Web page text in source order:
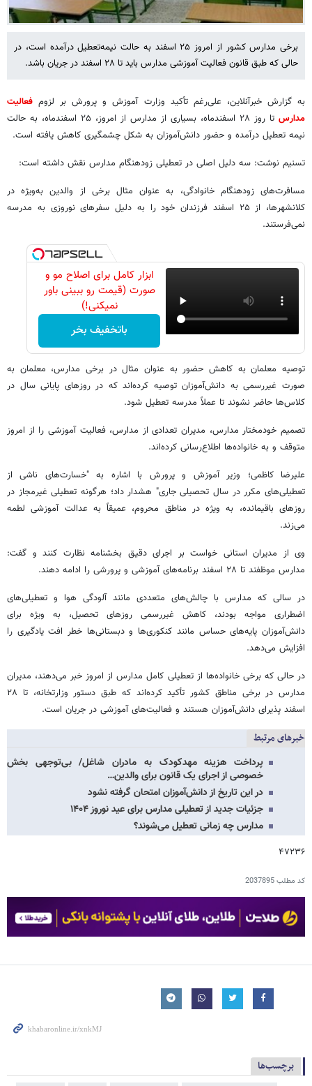
برخی مدارس کشور از امروز ۲۵ اسفند به حالت نیمه‌تعطیل درآمده است، در
حالی که طبق قانون فعالیت آموزشی مدارس باید تا ۲۸ اسفند در جریان باشد.
به گزارش خبرآنلاین، علی‌رغم تأکید وزارت آموزش و پرورش بر لزوم فعالیت
مدارس
تا روز ۲۸ اسفندماه، بسیاری از مدارس از امروز، ۲۵ اسفندماه، به حالت
نیمه تعطیل درآمده و حضور دانش‌آموزان به شکل چشمگیری کاهش یافته است.
تسنیم نوشت: سه دلیل اصلی در تعطیلی زودهنگام مدارس نقش داشته است:
مسافرت‌های زودهنگام خانوادگی، به عنوان مثال برخی از والدین به‌ویژه در
کلانشهرها، از ۲۵ اسفند فرزندان خود را به دلیل سفرهای نوروزی به مدرسه
نمی‌فرستند.
ابزار کامل برای اصلاح مو و
صورت (قیمت رو ببینی باور
نمیکنی!)
باتخفیف بخر
توصیه معلمان به کاهش حضور به عنوان مثال در برخی مدارس، معلمان به
صورت غیررسمی به دانش‌آموزان توصیه کرده‌اند که در روزهای پایانی سال در
کلاس‌ها حاضر نشوند تا عملاً مدرسه تعطیل شود.
تصمیم خودمختار مدارس، مدیران تعدادی از مدارس، فعالیت آموزشی را از امروز
متوقف و به خانواده‌ها اطلاع‌رسانی کرده‌اند.
علیرضا کاظمی؛ وزیر آموزش و پرورش با اشاره به "خسارت‌های ناشی از
تعطیلی‌های مکرر در سال تحصیلی جاری" هشدار داد؛ هرگونه تعطیلی غیرمجاز در
روزهای باقیمانده، به ویژه در مناطق محروم، عمیقاً به عدالت آموزشی لطمه
می‌زند.
وی از مدیران استانی خواست بر اجرای دقیق بخشنامه نظارت کنند و گفت:
مدارس موظفند تا ۲۸ اسفند برنامه‌های آموزشی و پرورشی را ادامه دهند.
در سالی که مدارس با چالش‌های متعددی مانند آلودگی هوا و تعطیلی‌های
اضطراری مواجه بودند، کاهش غیررسمی روزهای تحصیل، به ویژه برای
دانش‌آموزان پایه‌های حساس مانند کنکوری‌ها و دبستانی‌ها خطر افت یادگیری را
افزایش می‌دهد.
در حالی که برخی خانواده‌ها از تعطیلی کامل مدارس از امروز خبر می‌دهند، مدیران
مدارس در برخی مناطق کشور تأکید کرده‌اند که طبق دستور وزارتخانه، تا ۲۸
اسفند پذیرای دانش‌آموزان هستند و فعالیت‌های آموزشی در جریان است.
خبرهای مرتبط
پرداخت هزینه‌ مهدکودک به مادران شاغل/ بی‌توجهی بخش
خصوصی از اجرای یک قانون برای والدین…
در این تاریخ از دانش‌آموزان امتحان گرفته نشود
جزئیات جدید از تعطیلی مدارس برای عید نوروز ۱۴۰۴
مدارس چه زمانی تعطیل می‌شوند؟
۴۷۲۳۶
کد مطلب2037895
برچسب‌ها